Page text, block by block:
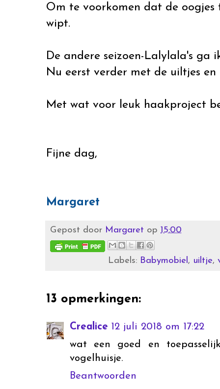
Om te voorkomen dat de oogjes
wipt.
De andere seizoen-Lalylala's ga
Nu eerst verder met de uiltjes
Met wat voor leuk haakproject
Fijne dag,
Margaret
Gepost door Margaret op 15:00
Labels: Babymobiel, uiltje,
13 opmerkingen:
Crealice 12 juli 2018 om 17:22
wat een goed en
vogelhuisje.
Beantwoorden